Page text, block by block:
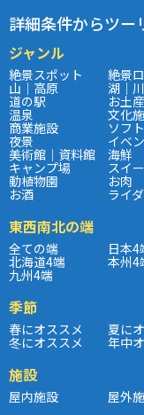
詳細条件からツー
ジャンル
絶景スポット 絶景
山｜高原 湖｜
道の駅 お土産
温泉 文化
商業施設 ソフ
夜景 イベ
美術館｜資料館 海鮮
キャンプ場 スイ
動植物園 お肉
お酒 ライ
東西南北の端
全ての端 日本4
北海道4端 本州4
九州4端
季節
春にオススメ 夏に
冬にオススメ 年中
施設
屋内施設 屋外